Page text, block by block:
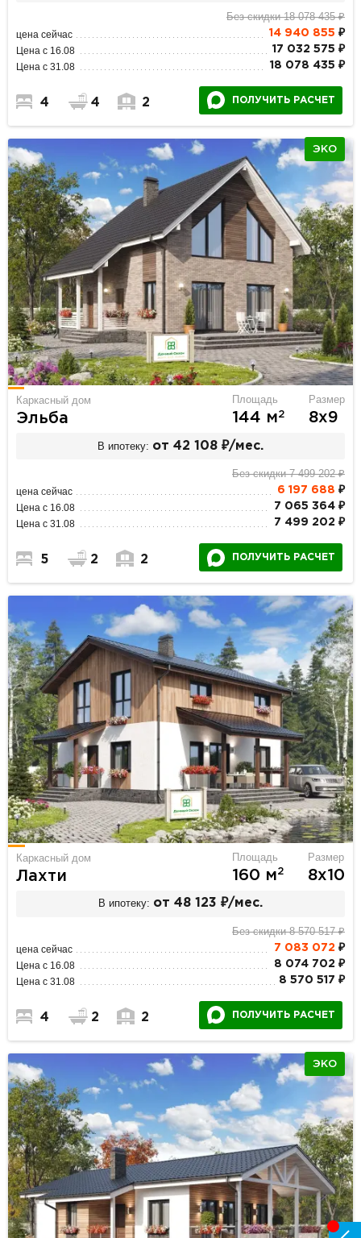
Без скидки 18 078 435 ₽
цена сейчас 14 940 855 ₽
Цена с 16.08 17 032 575 ₽
Цена с 31.08 18 078 435 ₽
4 4 2 ПОЛУЧИТЬ РАСЧЕТ
ЭКО
Каркасный дом
Эльба
Площадь
144 м2
Размер
8х9
В ипотеку: от 42 108 ₽/мес.
Без скидки 7 499 202 ₽
цена сейчас 6 197 688 ₽
Цена с 16.08 7 065 364 ₽
Цена с 31.08 7 499 202 ₽
5 2 2 ПОЛУЧИТЬ РАСЧЕТ
Каркасный дом
Лахти
Площадь
160 м2
Размер
8х10
В ипотеку: от 48 123 ₽/мес.
Без скидки 8 570 517 ₽
цена сейчас 7 083 072 ₽
Цена с 16.08 8 074 702 ₽
Цена с 31.08 8 570 517 ₽
4 2 2 ПОЛУЧИТЬ РАСЧЕТ
ЭКО